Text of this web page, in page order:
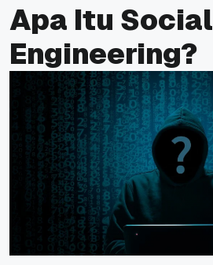
Apa Itu Social
Engineering?